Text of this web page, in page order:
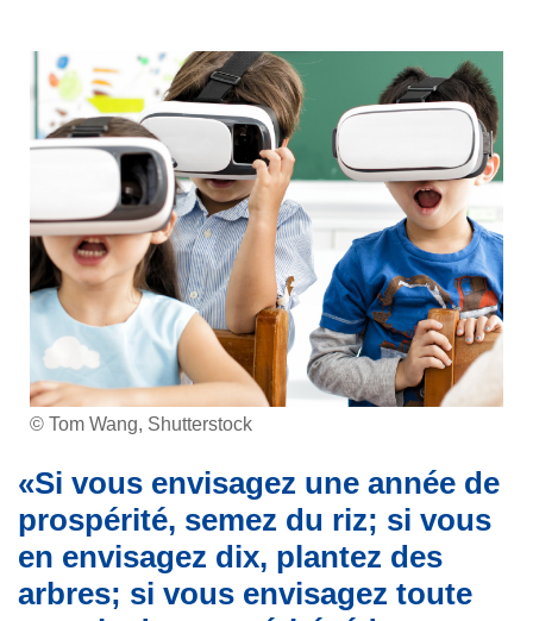
© Tom Wang, Shutterstock
«Si vous envisagez une année de
prospérité, semez du riz; si vous
en envisagez dix, plantez des
arbres; si vous envisagez toute